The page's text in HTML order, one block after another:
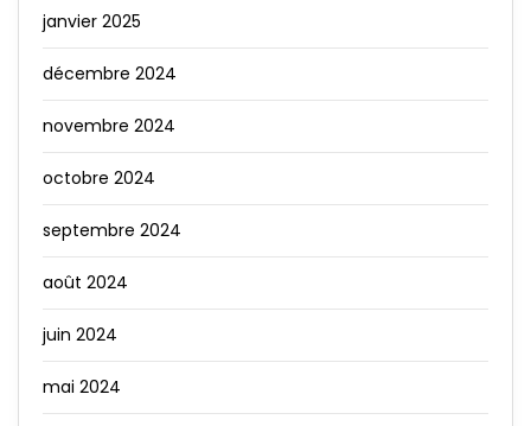
janvier 2025
décembre 2024
novembre 2024
octobre 2024
septembre 2024
août 2024
juin 2024
mai 2024